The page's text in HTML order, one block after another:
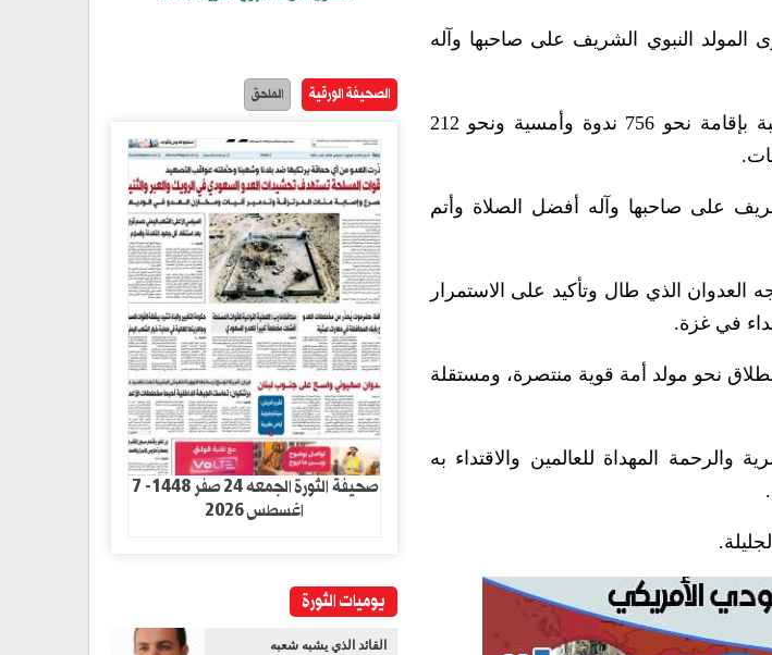
المولد النبوي الشريف على صاحبها وآله
واستعرضت فعالية التدشين خطة الأنشطة التي سوف تقام بهذه المناسبة بإقامة نحو 756 ندوة وأمسية ونحو 212
على صاحبها وآله أفضل الصلاة وأتم
العدوان الذي طال وتأكيد على الاستمرار
في غزة.
نحو مولد أمة قوية منتصرة، ومستقلة
المهداة للعالمين والاقتداء به
الصحيفة الورقية الملحق
صحيفة الثورة الجمعه 24 صفر 1448- 7
اغسطس 2026
يوميات الثورة
القائد الذي يشبه شعبه